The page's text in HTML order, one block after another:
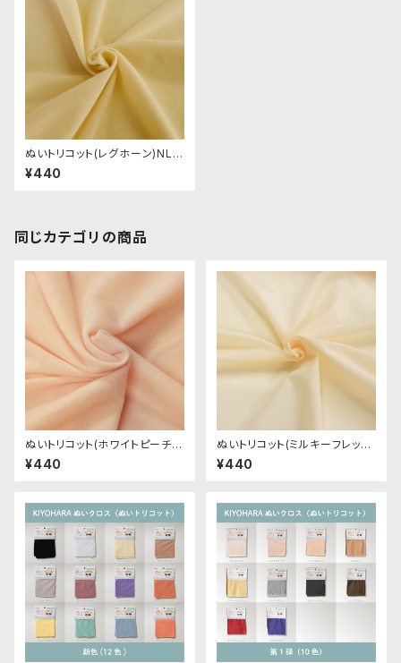
ぬいトリコット(レグホーン)NL0
38ぬいぐるみ用薄手パイル生地
20cm
¥440
同じカテゴリの商品
ぬいトリコット(ホワイトピーチ)
NL001 ぬいぐるみ用薄手パイル
生地 20cm
¥440
ぬいトリコット(ミルキーフレッシ
ュ)NL103 ぬいぐるみ用薄手パ
イル生地 20cm
¥440